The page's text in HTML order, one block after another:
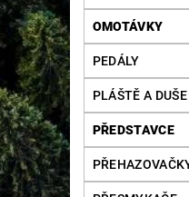
OMOTÁVKY
PEDÁLY
PLÁŠTĚ A DUŠE
PŘEDSTAVCE